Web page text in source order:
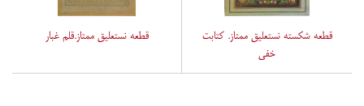
قطعه شکسته نستعلیق ممتاز. کتابت
خفی
قطعه نستعلیق ممتاز.قلم غبار